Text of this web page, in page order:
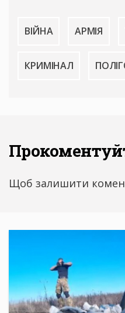
ВІЙНА АРМІЯ
КРИМІНАЛ
Щоб залишити